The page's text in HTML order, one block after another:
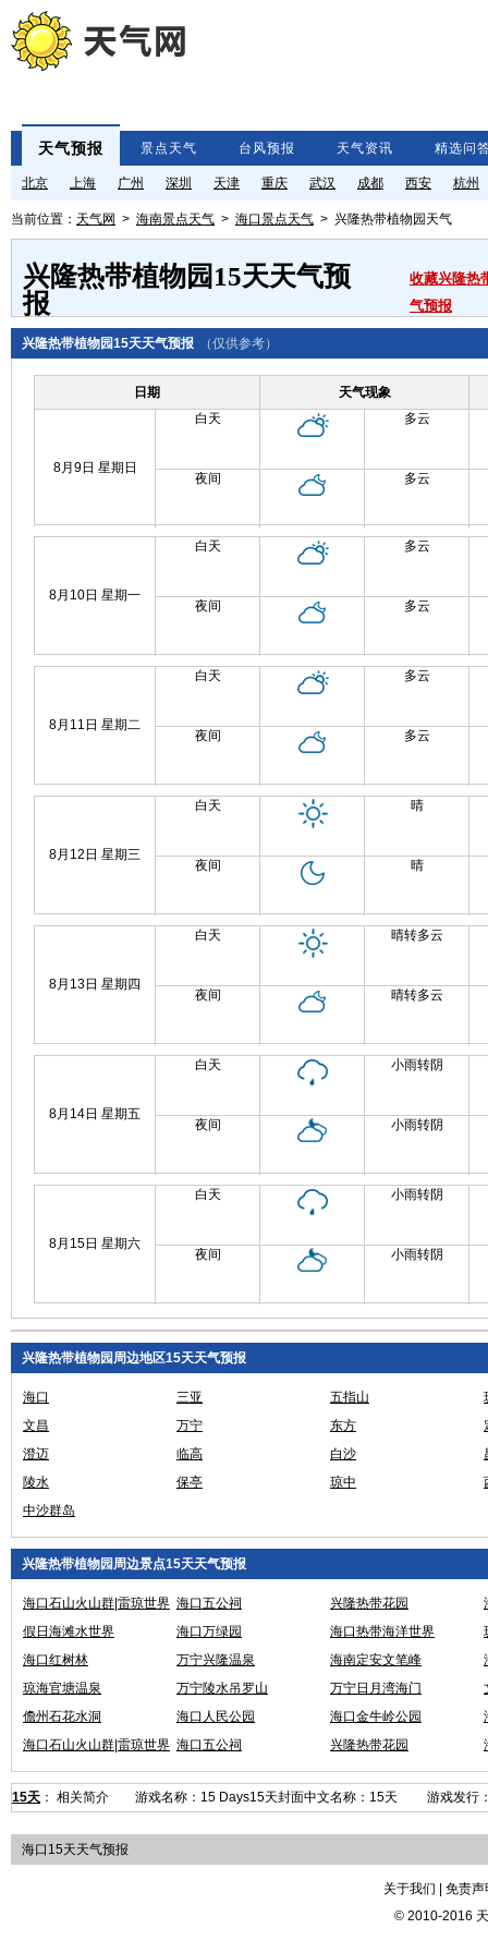
天气预报 景点天气 台风预报 天气资讯 精选问
北京 上海 广州 深圳 天津 重庆 武汉 成都 西安 杭州
当前位置： 天气网 > 海南景点天气 > 海口景点天气 > 兴隆热带植物园天气
兴隆热带植物园15天天气预
报
收藏兴隆热
气预报
兴隆热带植物园15天天气预报 （仅供参考）
日期 天气现象
8月9日 星期日
白天 多云
夜间 多云
8月10日 星期一
白天 多云
夜间 多云
8月11日 星期二
白天 多云
夜间 多云
8月12日 星期三
白天 晴
夜间 晴
8月13日 星期四
白天 晴转多云
夜间 晴转多云
8月14日 星期五
白天 小雨转阴
夜间 小雨转阴
8月15日 星期六
白天 小雨转阴
夜间 小雨转阴
兴隆热带植物园周边地区15天天气预报
海口 三亚 五指山
文昌
万宁 东方
澄迈
临高 白沙
陵水
保亭 琼中
中沙群岛
兴隆热带植物园周边景点15天天气预报
海口石山火山群|雷琼世界
地质公园
海口五公祠 兴隆热带花园
假日海滩水世界
海口万绿园 海口热带海洋世界
海口红树林 万宁兴隆温泉 海南定安文笔峰
琼海官塘温泉
万宁陵水吊罗山 万宁日月湾海门
儋州石花水洞
海口人民公园 海口金牛岭公园
海口石山火山群|雷琼世界
地质公园
海口五公祠 兴隆热带花园
15天 ： 相关简介 游戏名称：15 Days15天封面中文名称：15天 游戏发行
海口15天天气预报
关于我们 | 免责
© 2010-2016